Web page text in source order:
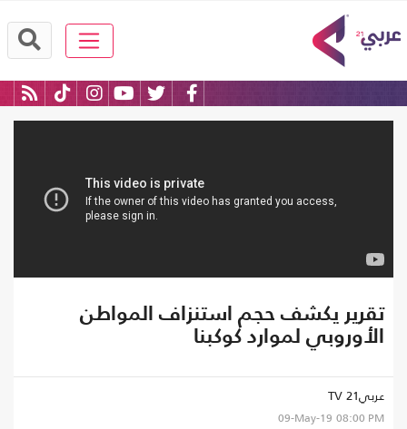
تقرير يكشف حجم استنزاف المواطن
الأوروبي لموارد كوكبنا
عربي21 TV
09-May-19 08:00 PM